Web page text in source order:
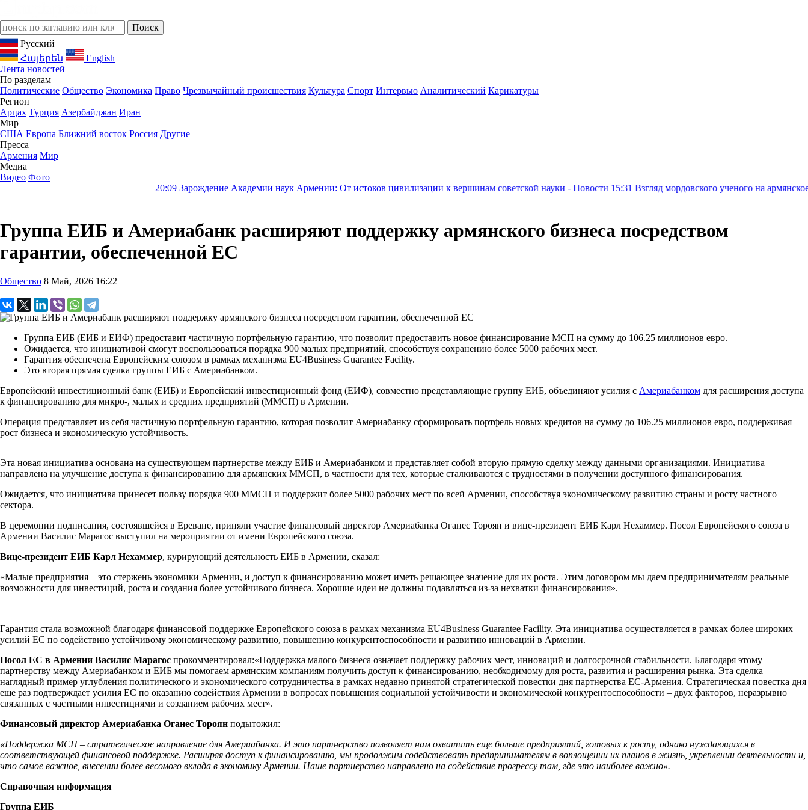
Русский
Հայերեն
English
Лента новостей
По разделам
Политические Общество Экономика Право Чрезвычайный происшествия Культура Спорт Интервью Аналитический Карикатуры
Регион
Арцах Турция Азербайджан Иран
Мир
США Европа Ближний восток Россия Другие
Пресса
Армения Мир
Медиа
Видео Фото
Зарождение Академии наук Армении: От истоков цивилизации к вершинам советской науки - Новости15:31 Взгляд мордовского ученого на армянское наследие:
Группа ЕИБ и Америабанк расширяют поддержку армянского бизнеса посредством
гарантии, обеспеченной ЕС
Общество 8 Май, 2026 16:22
Группа ЕИБ (ЕИБ и ЕИФ) предоставит частичную портфельную гарантию, что позволит предоставить новое финансирование МСП на сумму до 106.25 миллионов евро.
Ожидается, что инициативой смогут воспользоваться порядка 900 малых предприятий, способствуя сохранению более 5000 рабочих мест.
Гарантия обеспечена Европейским союзом в рамках механизма EU4Business Guarantee Facility.
Это вторая прямая сделка группы ЕИБ с Америабанком.
Европейский инвестиционный банк (ЕИБ) и Европейский инвестиционный фонд (ЕИФ), совместно представляющие группу ЕИБ, объединяют усилия с Америабанком для расширения доступа
к финансированию для микро-, малых и средних предприятий (ММСП) в Армении.
Операция представляет из себя частичную портфельную гарантию, которая позволит Америабанку сформировать портфель новых кредитов на сумму до 106.25 миллионов евро, поддерживая
рост бизнеса и экономическую устойчивость.
Эта новая инициатива основана на существующем партнерстве между ЕИБ и Америабанком и представляет собой вторую прямую сделку между данными организациями. Инициатива
направлена на улучшение доступа к финансированию для армянских ММСП, в частности для тех, которые сталкиваются с трудностями в получении доступного финансирования.
Ожидается, что инициатива принесет пользу порядка 900 ММСП и поддержит более 5000 рабочих мест по всей Армении, способствуя экономическому развитию страны и росту частного
сектора.
В церемонии подписания, состоявшейся в Ереване, приняли участие финансовый директор Америабанка Оганес Тороян и вице-президент ЕИБ Карл Нехаммер. Посол Европейского союза в
Армении Василис Марагос выступил на мероприятии от имени Европейского союза.
Вице-президент ЕИБ Карл Нехаммер, курирующий деятельность ЕИБ в Армении, сказал:
«Малые предприятия – это стержень экономики Армении, и доступ к финансированию может иметь решающее значение для их роста. Этим договором мы даем предпринимателям реальные
возможности для инвестиций, роста и создания более устойчивого бизнеса. Хорошие идеи не должны подавляться из-за нехватки финансирования».
Гарантия стала возможной благодаря финансовой поддержке Европейского союза в рамках механизма EU4Business Guarantee Facility. Эта инициатива осуществляется в рамках более широких
усилий ЕС по содействию устойчивому экономическому развитию, повышению конкурентоспособности и развитию инноваций в Армении.
Посол ЕС в Армении Василис Марагос прокомментировал:«Поддержка малого бизнеса означает поддержку рабочих мест, инноваций и долгосрочной стабильности. Благодаря этому
партнерству между Америабанком и ЕИБ мы помогаем армянским компаниям получить доступ к финансированию, необходимому для роста, развития и расширения рынка. Эта сделка –
наглядный пример углубления политического и экономического сотрудничества в рамках недавно принятой стратегической повестки дня партнерства ЕС-Армения. Стратегическая повестка дня
еще раз подтверждает усилия ЕС по оказанию содействия Армении в вопросах повышения социальной устойчивости и экономической конкурентоспособности – двух факторов, неразрывно
связанных с частными инвестициями и созданием рабочих мест».
Финансовый директор Америабанка Оганес Тороян подытожил:
«Поддержка МСП – стратегическое направление для Америабанка. И это партнерство позволяет нам охватить еще больше предприятий, готовых к росту, однако нуждающихся в
соответствующей финансовой поддержке. Расширяя доступ к финансированию, мы продолжим содействовать предпринимателям в воплощении их планов в жизнь, укреплении деятельности и,
что самое важное, внесении более весомого вклада в экономику Армении. Наше партнерство направлено на содействие прогрессу там, где это наиболее важно».
Справочная информация
Группа ЕИБ